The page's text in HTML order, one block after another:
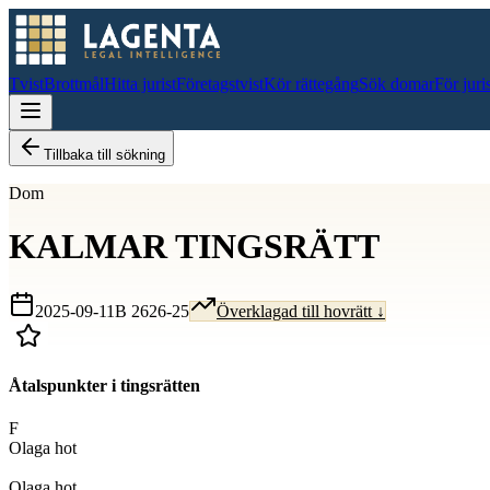
TvistBrottmålHitta juristFöretagstvistKör rättegångSök domarFör
Tillbaka till sökning
Dom
KALMAR TINGSRÄTT
2025-09-11B 2626-25 Överklagad till hovrätt ↓
Åtalspunkter i tingsrätten
F
Olaga hot